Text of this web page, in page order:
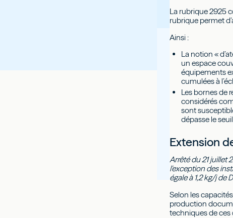
La rubrique 2925
rubrique permet
Ainsi :
La notion «
un espace
équipements
cumulées à
Les bornes de
considérés
sont
dépasse le
Extension
Arrêté du 21 juillet
l'exception des
égale à 1,2 kg/j de
Selon les
production
techniques de ces